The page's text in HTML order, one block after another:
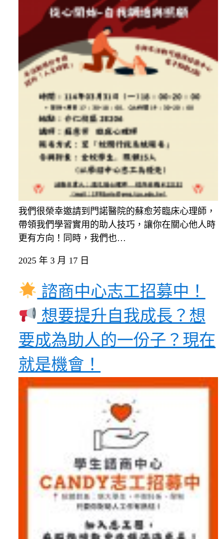
我們很榮幸邀請到門諾醫院的蘇愈芳臨床心理師，
帶領我們學習實用的助人技巧，讓你在關心他人時
更有方向！同時，我們也…
2025 年 3 月 17 日
諮商中心志工招募中！
想要提升自我成長？想
要成為助人的一份子？現在
就是機會！